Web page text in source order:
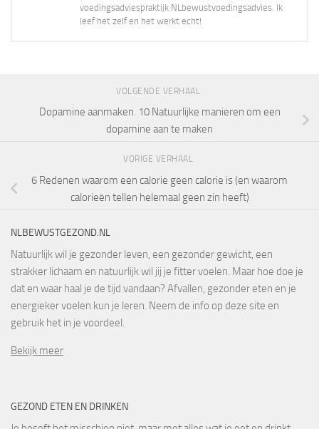
voedingsadviespraktijk NLbewustvoedingsadvies. Ik
leef het zelf en het werkt echt!
VOLGENDE VERHAAL
Dopamine aanmaken. 10 Natuurlijke manieren om een
dopamine aan te maken
VORIGE VERHAAL
6 Redenen waarom een calorie geen calorie is (en waarom
calorieën tellen helemaal geen zin heeft)
NLBEWUSTGEZOND.NL
Natuurlijk wil je gezonder leven, een gezonder gewicht, een
strakker lichaam en natuurlijk wil jij je fitter voelen. Maar hoe doe je
dat en waar haal je de tijd vandaan? Afvallen, gezonder eten en je
energieker voelen kun je leren. Neem de info op deze site en
gebruik het in je voordeel.
Bekijk meer
GEZOND ETEN EN DRINKEN